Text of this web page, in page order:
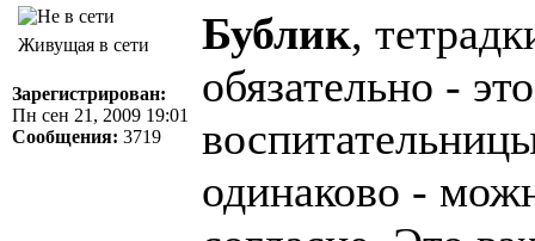
Живущая в сети
Зарегистрирован:
Пн сен 21, 2009 19:01
Сообщения: 3719
Бублик,
обязательно -
одинаково -